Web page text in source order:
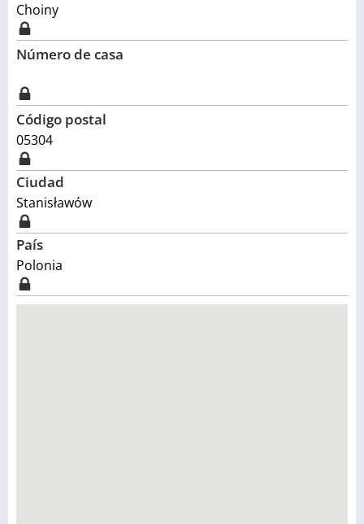
Choiny
Número de casa
Código postal
05304
Ciudad
Stanisławów
País
Polonia